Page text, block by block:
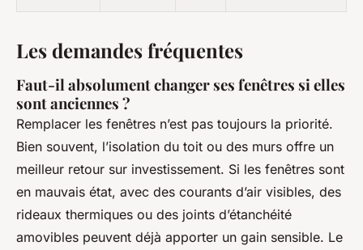
Les demandes fréquentes
Faut-il absolument changer ses fenêtres si elles
sont anciennes ?
Remplacer les fenêtres n’est pas toujours la priorité.
Bien souvent, l’isolation du toit ou des murs offre un
meilleur retour sur investissement. Si les fenêtres sont
en mauvais état, avec des courants d’air visibles, des
rideaux thermiques ou des joints d’étanchéité
amovibles peuvent déjà apporter un gain sensible. Le